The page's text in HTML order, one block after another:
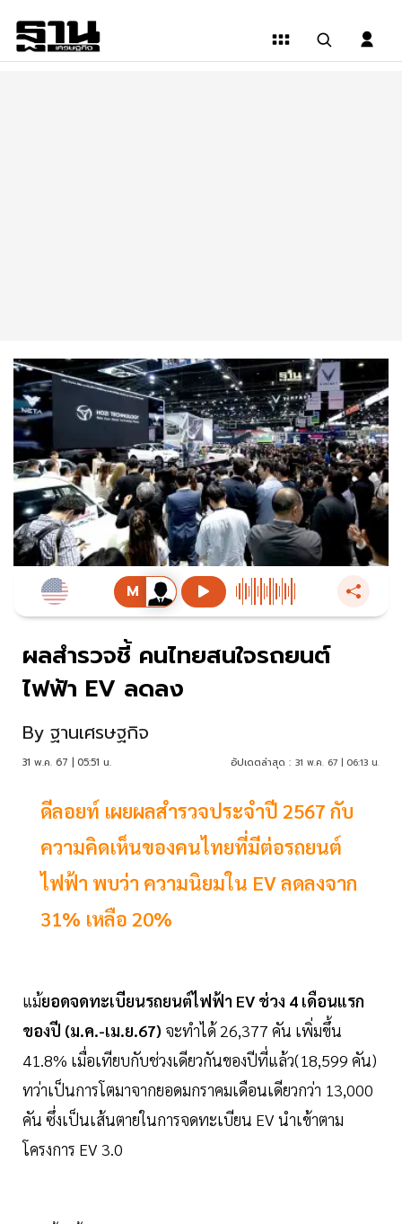
ผลสำรวจชี้ คนไทยสนใจรถยนต์
ไฟฟ้า EV ลดลง
By ฐานเศรษฐกิจ
31 พ.ค. 67 | 05:51 น. อัปเดตล่าสุด : 31 พ.ค. 67 | 06:13 น.
ดีลอยท์ เผยผลสำรวจประจำปี 2567 กับ
ความคิดเห็นของคนไทยที่มีต่อรถยนต์
ไฟฟ้า พบว่า ความนิยมใน EV ลดลงจาก
31% เหลือ 20%
แม้ยอดจดทะเบียนรถยนต์ไฟฟ้า EV ช่วง 4 เดือนแรก
ของปี (ม.ค.-เม.ย.67) จะทำได้ 26,377 คัน เพิ่มขึ้น
41.8% เมื่อเทียบกับช่วงเดียวกันของปีที่แล้ว(18,599 คัน)
ทว่าเป็นการโตมาจากยอดมกราคมเดือนเดียวกว่า 13,000
คัน ซึ่งเป็นเส้นตายในการจดทะเบียน EV นำเข้าตาม
โครงการ EV 3.0